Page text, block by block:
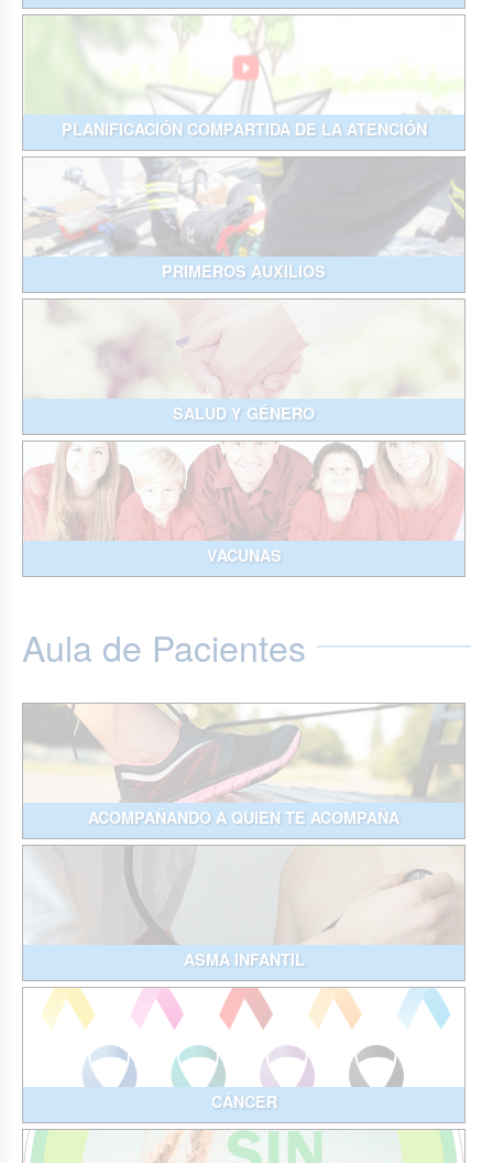
PLANIFICACIÓN COMPARTIDA DE LA ATENCIÓN
PRIMEROS AUXILIOS
SALUD Y GÉNERO
VACUNAS
Aula de Pacientes
ACOMPAÑANDO A QUIEN TE ACOMPAÑA
ASMA INFANTIL
CÁNCER